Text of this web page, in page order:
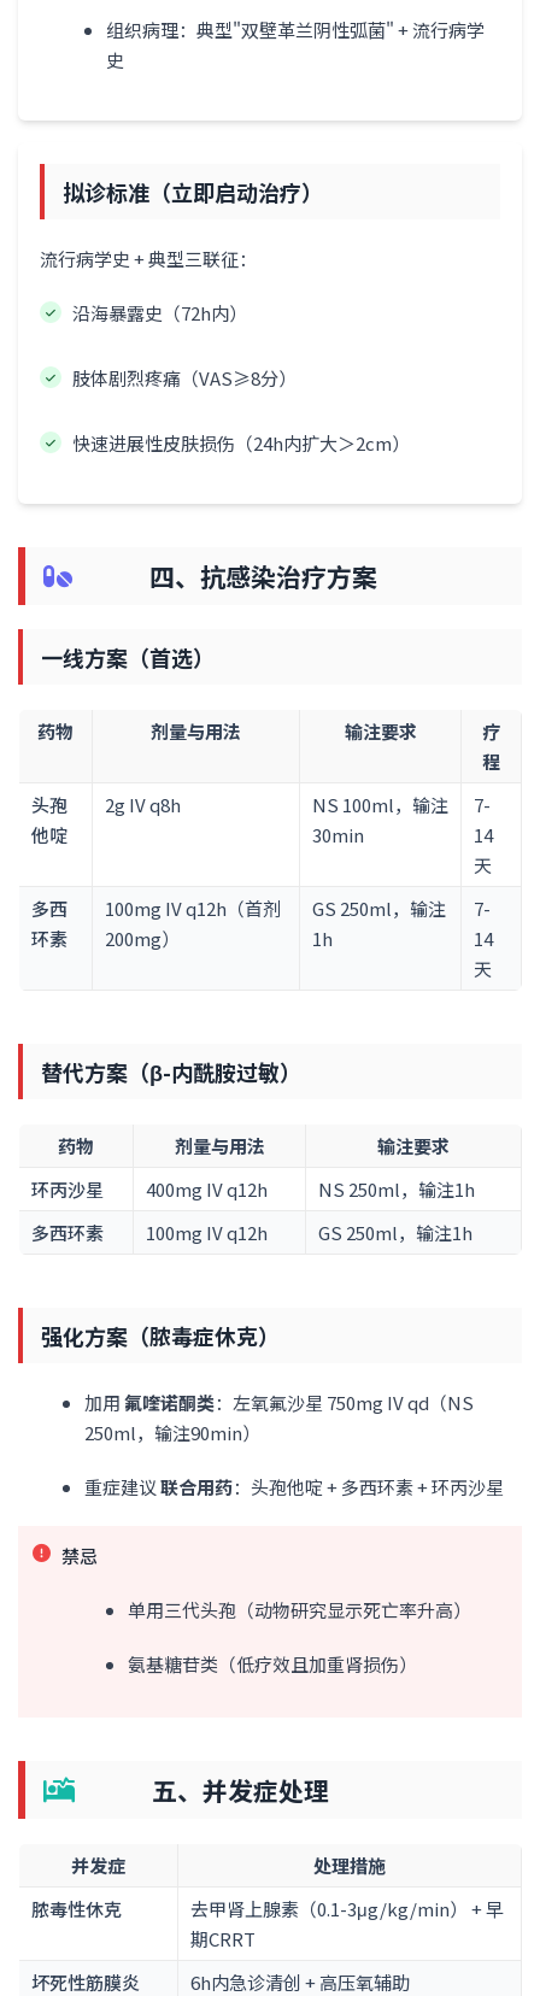
组织病理：典型"双壁革兰阴性弧菌" + 流行病学
史
拟诊标准（立即启动治疗）
流行病学史 + 典型三联征：
沿海暴露史（72h内）
肢体剧烈疼痛（VAS≥8分）
快速进展性皮肤损伤（24h内扩大＞2cm）
四、抗感染治疗方案
一线方案（首选）
药物 剂量与用法 输注要求
疗
程
头孢
他啶
2g IV q8h
NS 100ml，输注
30min
7-
14
天
多西
环素
100mg IV q12h（首剂
200mg）
GS 250ml，输注
1h
7-
14
天
替代方案（β-内酰胺过敏）
药物 剂量与用法
输注要求
环丙沙星
400mg IV q12h
NS 250ml，输注1h
多西环素
100mg IV q12h GS 250ml，输注1h
强化方案（脓毒症休克）
加用氟喹诺酮类：左氧氟沙星 750mg IV qd（NS
250ml，输注90min）
重症建议联合用药：头孢他啶 + 多西环素 + 环丙沙星
禁忌
单用三代头孢（动物研究显示死亡率升高）
氨基糖苷类（低疗效且加重肾损伤）
五、并发症处理
并发症
处理措施
脓毒性休克
去甲肾上腺素（0.1-3μg/kg/min） + 早
期CRRT
坏死性筋膜炎
6h内急诊清创 + 高压氧辅助